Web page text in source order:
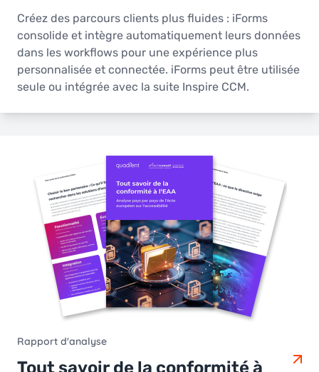
Créez des parcours clients plus fluides : iForms
consolide et intègre automatiquement leurs données
dans les workflows pour une expérience plus
personnalisée et connectée. iForms peut être utilisée
seule ou intégrée avec la suite Inspire CCM.
Rapport d'analyse
Tout savoir de la conformité à